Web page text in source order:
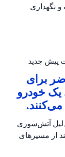
روز بازداشت و نگهداری
جدید
برای
خودرو
۵ در سامره به دلیل آتش‌سوزی
از مسیرهای